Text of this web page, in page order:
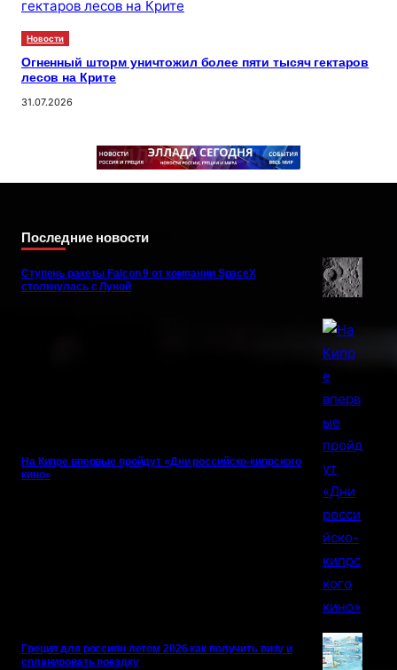
Новости
Огненный шторм уничтожил более пяти тысяч гектаров
лесов на Крите
31.07.2026
Последние новости
Ступень ракеты Falcon 9 от компании SpaceX
столкнулась с Луной
На Кипре впервые пройдут «Дни российско-кипрского
кино»
Греция для россиян летом 2026 как получить визу и
спланировать поездку